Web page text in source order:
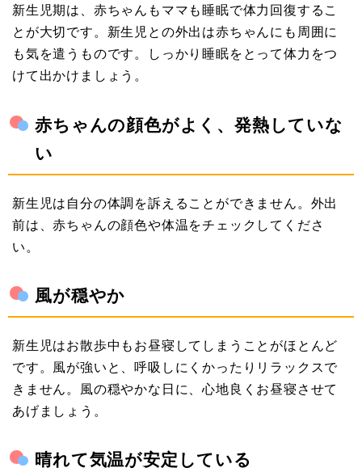
新生児期は、赤ちゃんもママも睡眠で体力回復するこ
とが大切です。新生児との外出は赤ちゃんにも周囲に
も気を遣うものです。しっかり睡眠をとって体力をつ
けて出かけましょう。
赤ちゃんの顔色がよく、発熱していな
い
新生児は自分の体調を訴えることができません。外出
前は、赤ちゃんの顔色や体温をチェックしてくださ
い。
風が穏やか
新生児はお散歩中もお昼寝してしまうことがほとんど
です。風が強いと、呼吸しにくかったりリラックスで
きません。風の穏やかな日に、心地良くお昼寝させて
あげましょう。
晴れて気温が安定している